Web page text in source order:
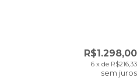
R$1.298,00
6 x de R$216,33
sem juros